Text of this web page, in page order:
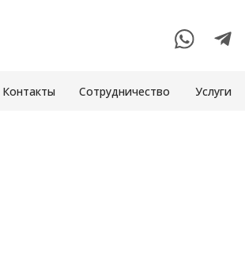
Контакты Сотрудничество Услуги